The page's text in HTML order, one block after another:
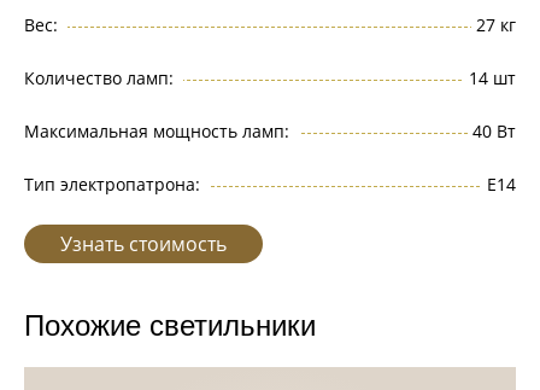
Вес: 27 кг
Количество ламп: 14 шт
Максимальная мощность ламп: 40 Вт
Тип электропатрона: Е14
Узнать стоимость
Похожие светильники